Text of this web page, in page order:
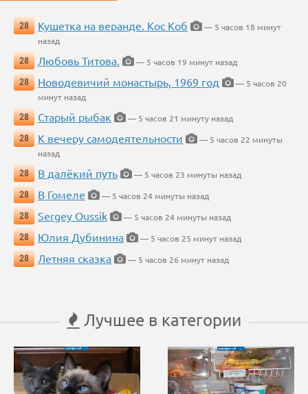
28 Кушетка на веранде. Кос Коб
— 5 часов 18 минут
назад
28
Любовь Титова.
— 5 часов 19 минут назад
28
Новодевичий монастырь, 1969 год
— 5 часов 20
минут назад
28
Старый рыбак
— 5 часов 21 минуту назад
28
К вечеру самодеятельности
— 5 часов 22 минуты
назад
28
В далёкий путь
— 5 часов 23 минуты назад
28
В Гомеле
— 5 часов 24 минуты назад
28
Sergey Oussik
— 5 часов 24 минуты назад
28
Юлия Дубинина
— 5 часов 25 минут назад
28
Летняя сказка — 5 часов 26 минут назад
Лучшее в категории